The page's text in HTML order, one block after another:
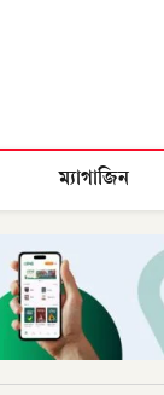
ম্যাগাজিন